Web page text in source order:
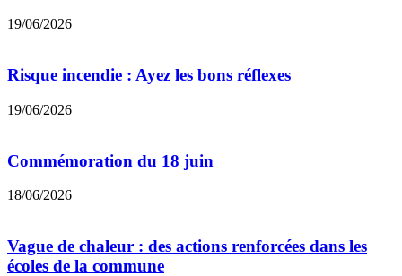
19/06/2026
Risque incendie : Ayez les bons réflexes
19/06/2026
Commémoration du 18 juin
18/06/2026
Vague de chaleur : des actions renforcées dans les
écoles de la commune